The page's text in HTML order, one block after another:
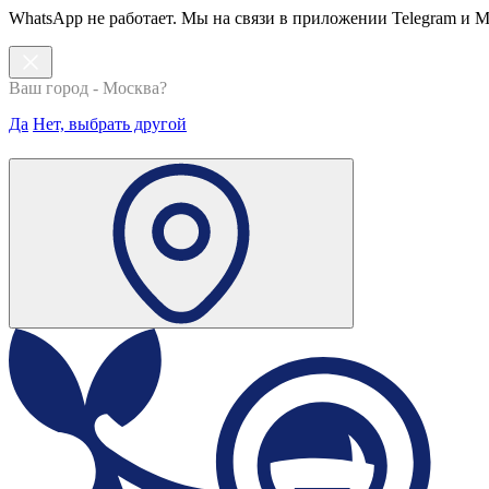
WhatsApp не работает. Мы на связи в приложении Telegram и
Ваш город - Москва?
Да Нет, выбрать другой